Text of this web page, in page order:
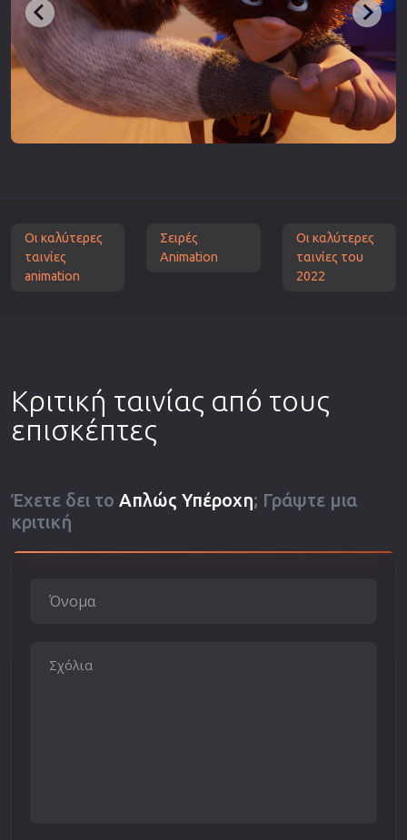
Οι καλύτερες
ταινίες
animation
Σειρές
Animation
Οι καλύτερες
ταινίες του
2022
Κριτική ταινίας από τους
επισκέπτες
Έχετε δει το Απλώς Υπέροχη; Γράψτε μια
κριτική